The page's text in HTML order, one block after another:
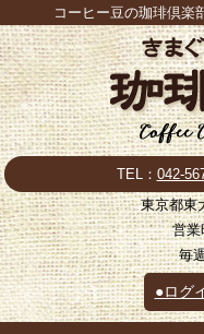
コーヒー豆の珈琲倶
TEL： 042-
東京都東
営業
毎
●ログ